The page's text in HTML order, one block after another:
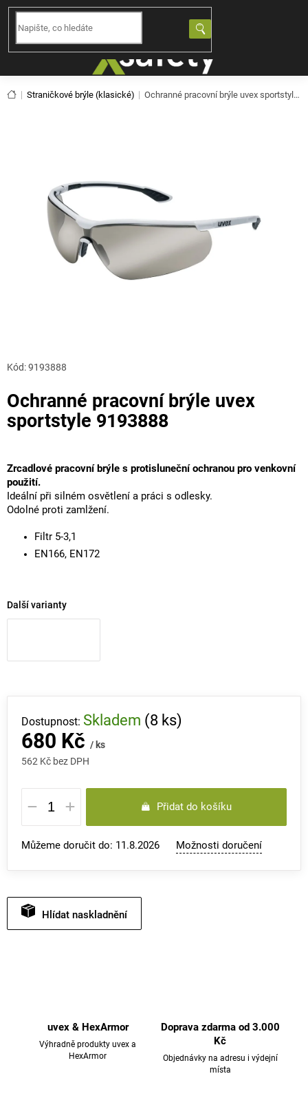
Přejít
obsah
Domů
Straničkové brýle (klasické) Ochranné pracovní brýle uvex sportstyle 9193888
Ochranné pracovní brýle uvex
sportstyle 9193888
Kód:9193888
Zrcadlové pracovní brýle s protisluneční ochranou pro venkovní
použití.
Ideální při silném osvětlení a práci s odlesky.
Odolné proti zamlžení.
Filtr 5-3,1
EN166, EN172
Další varianty
680 Kč / ks
562 Kč bez DPH
Měrná
cena:
Skladem (8 ks)
Přidat do košíku
Můžeme doručit do: 11.8.2026 Možnosti doručení
Hlídat
uvex & HexArmor
Výhradně produkty uvex a
HexArmor
Doprava zdarma od 3.000
Kč
Objednávky na adresu i výdejní
místa